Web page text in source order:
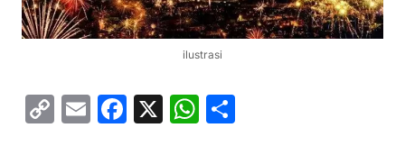
ilustrasi
C
E
F
X
W